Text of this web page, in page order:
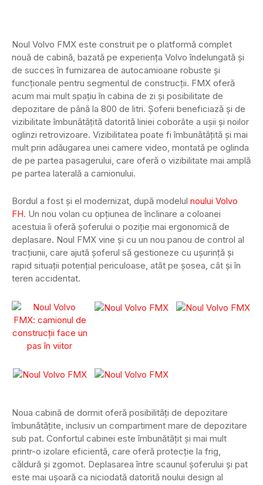
Noul Volvo FMX este construit pe o platformă complet
nouă de cabină, bazată pe experiența Volvo îndelungată și
de succes în furnizarea de autocamioane robuste și
funcționale pentru segmentul de construcții. FMX oferă
acum mai mult spațiu în cabina de zi și posibilitate de
depozitare de până la 800 de litri. Șoferii beneficiază și de
vizibilitate îmbunătățită datorită liniei coborâte a ușii și noilor
oglinzi retrovizoare. Vizibilitatea poate fi îmbunătățită și mai
mult prin adăugarea unei camere video, montată pe oglinda
de pe partea pasagerului, care oferă o vizibilitate mai amplă
pe partea laterală a camionului.
Bordul a fost și el modernizat, după modelul noului Volvo
FH. Un nou volan cu opțiunea de înclinare a coloanei
acestuia îi oferă șoferului o poziție mai ergonomică de
deplasare. Noul FMX vine și cu un nou panou de control al
tracțiunii, care ajută șoferul să gestioneze cu ușurință și
rapid situații potențial periculoase, atât pe șosea, cât și în
teren accidentat.
Noua cabină de dormit oferă posibilități de depozitare
îmbunătățite, inclusiv un compartiment mare de depozitare
sub pat. Confortul cabinei este îmbunătățit și mai mult
printr-o izolare eficientă, care oferă protecție la frig,
căldură și zgomot. Deplasarea între scaunul șoferului și pat
este mai ușoară ca niciodată datorită noului design al